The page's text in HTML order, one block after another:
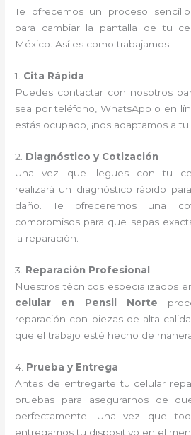
Te ofrecemos un proceso
para cambiar la pantalla de tu
México. Así es como trabajamos:
1. Cita Rápida
Puedes contactar con nosotros
sea por teléfono, WhatsApp o en
estás ocupado, ¡nos adaptamos a tu
2. Diagnóstico y Cotización
Una vez que llegues con tu
realizará un diagnóstico rápido
daño. Te ofreceremos una
compromisos para que sepas
la reparación.
3. Reparación Profesional
Nuestros técnicos especializados
celular en Pensil Norte
reparación con piezas de alta
que el trabajo esté hecho de
4. Prueba y Entrega
Antes de entregarte tu celular
pruebas para asegurarnos de
perfectamente. Una vez que
entregamos tu dispositivo en el